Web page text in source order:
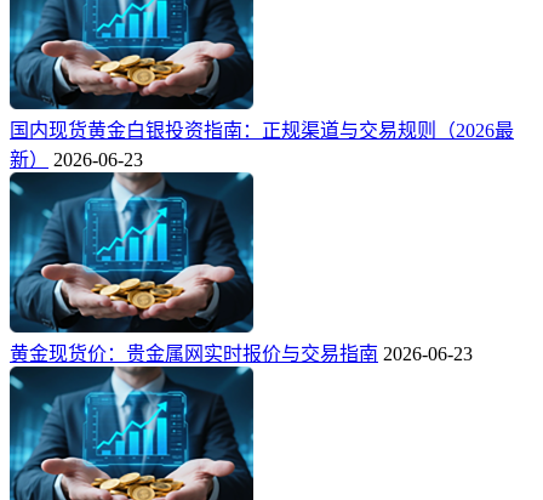
国内现货黄金白银投资指南：正规渠道与交易规则（2026最
新）
2026-06-23
黄金现货价：贵金属网实时报价与交易指南 2026-06-23